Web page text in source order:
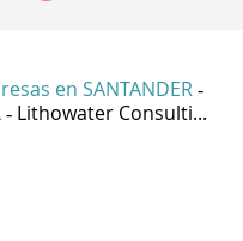
en SANTANDER -
- Lithowater Consulti...